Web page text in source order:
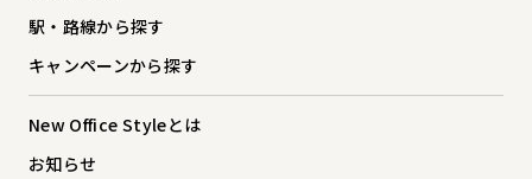
駅・路線から探す
キャンペーンから探す
New Office Styleとは
お知らせ